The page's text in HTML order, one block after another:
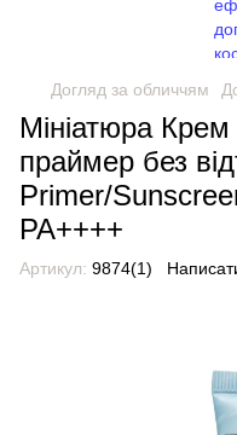
Догляд за обличчям
Мініатюра
праймер без
Primer/
PA++++
Артикул: 9874(1)